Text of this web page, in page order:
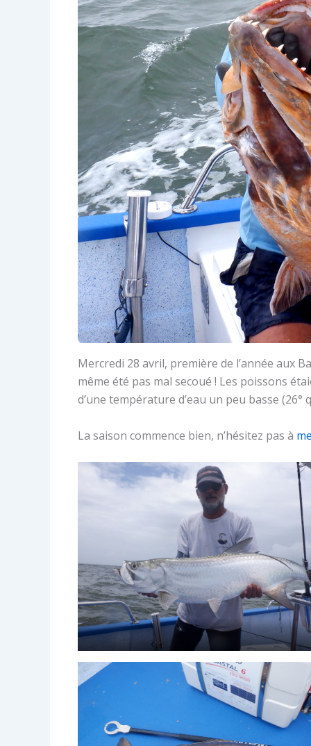
Mercredi 28 avril, première de l’année aux
même été pas mal secoué ! Les poissons
d’une température d’eau un peu basse
La saison commence bien, n’hésitez pas à